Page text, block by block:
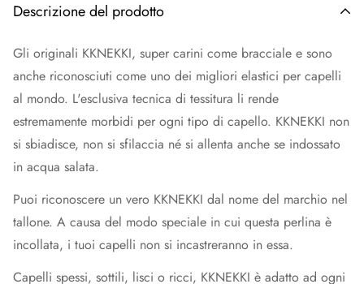
Descrizione del prodotto
Gli originali KKNEKKI, super carini come bracciale e sono
anche riconosciuti come uno dei migliori elastici per capelli
al mondo. L'esclusiva tecnica di tessitura li rende
estremamente morbidi per ogni tipo di capello. KKNEKKI non
si sbiadisce, non si sfilaccia né si allenta anche se indossato
in acqua salata.
Puoi riconoscere un vero KKNEKKI dal nome del marchio nel
tallone. A causa del modo speciale in cui questa perlina è
incollata, i tuoi capelli non si incastreranno in essa.
Capelli spessi, sottili, lisci o ricci, KKNEKKI è adatto ad ogni